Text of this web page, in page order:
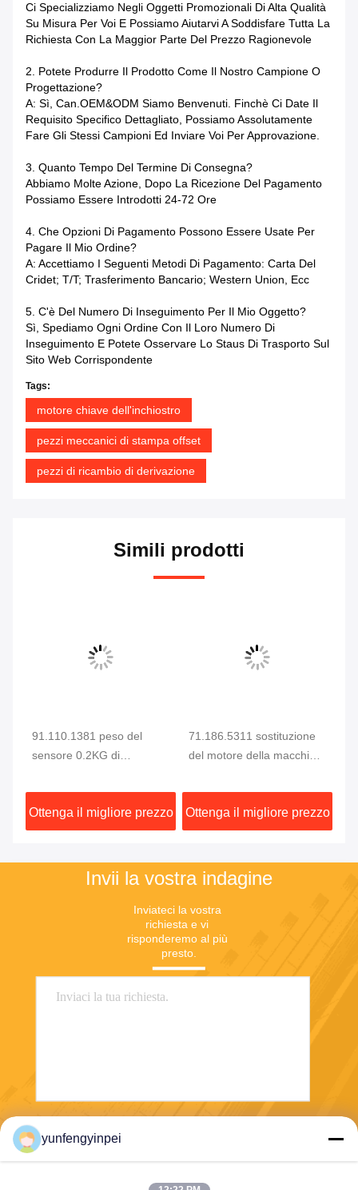
Ci Specializziamo Negli Oggetti Promozionali Di Alta Qualità
Su Misura Per Voi E Possiamo Aiutarvi A Soddisfare Tutta La
Richiesta Con La Maggior Parte Del Prezzo Ragionevole
2. Potete Produrre Il Prodotto Come Il Nostro Campione O
Progettazione?
A: Sì, Can.OEM&ODM Siamo Benvenuti. Finchè Ci Date Il
Requisito Specifico Dettagliato, Possiamo Assolutamente
Fare Gli Stessi Campioni Ed Inviare Voi Per Approvazione.
3. Quanto Tempo Del Termine Di Consegna?
Abbiamo Molte Azione, Dopo La Ricezione Del Pagamento
Possiamo Essere Introdotti 24-72 Ore
4. Che Opzioni Di Pagamento Possono Essere Usate Per
Pagare Il Mio Ordine?
A: Accettiamo I Seguenti Metodi Di Pagamento: Carta Del
Cridet; T/T; Trasferimento Bancario; Western Union, Ecc
5. C'è Del Numero Di Inseguimento Per Il Mio Oggetto?
Sì, Spediamo Ogni Ordine Con Il Loro Numero Di
Inseguimento E Potete Osservare Lo Staus Di Trasporto Sul
Sito Web Corrispondente
Tags:
motore chiave dell'inchiostro
pezzi meccanici di stampa offset
pezzi di ricambio di derivazione
Simili prodotti
91.110.1381 peso del
sensore 0.2KG di
del sensore di Heidelberg
Ottenga il migliore prezzo
71.186.5311 sostituzione
del motore della macchina
Heidelberg
Ottenga il migliore prezzo
Invii la vostra indagine
Inviateci la vostra
richiesta e vi
risponderemo al più
presto.
yunfengyinpei